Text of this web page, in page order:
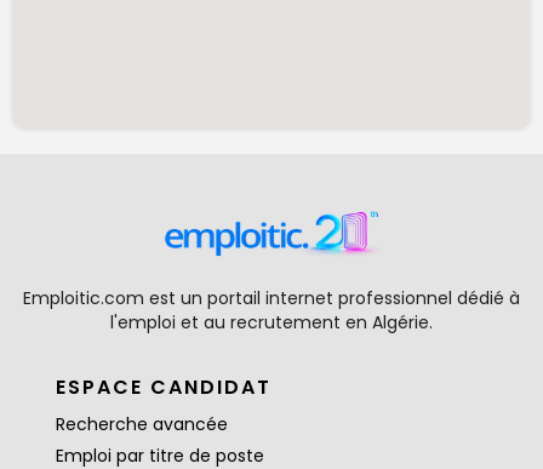
Emploitic.com est un portail internet professionnel dédié à
l'emploi et au recrutement en Algérie.
ESPACE CANDIDAT
Recherche avancée
Emploi par titre de poste